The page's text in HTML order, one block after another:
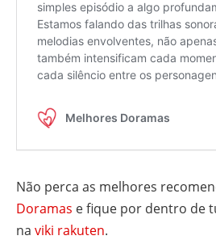
Não perca as melhores
Doramas e fique por dentro de
na viki rakuten.